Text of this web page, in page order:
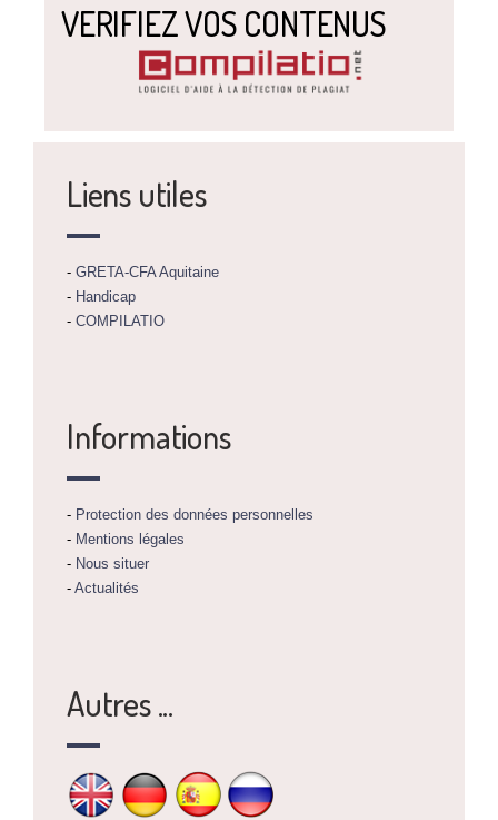
VERIFIEZ VOS CONTENUS
Liens utiles
- GRETA-CFA Aquitaine
- Handicap
- COMPILATIO
Informations
- Protection des données personnelles
- Mentions légales
- Nous situer
- Actualités
Autres ...